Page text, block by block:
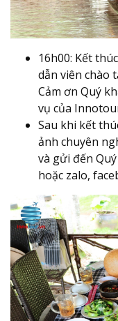
16h00: Kết
dẫn viên chào
Cảm ơn Quý
vụ của
Sau khi kết
ảnh chuyên
và gửi đến
hoặc zalo,